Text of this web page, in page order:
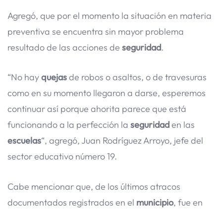
Agregó, que por el momento la situación en materia
preventiva se encuentra sin mayor problema
resultado de las acciones de seguridad.
“No hayquejasde robos o asaltos, o de travesuras
como en su momento llegaron a darse, esperemos
continuar así porque ahorita parece que está
funcionando a la perfección la seguridaden las
escuelas“, agregó, Juan Rodríguez Arroyo, jefe del
sector educativo número 19.
Cabe mencionar que, de los últimos atracos
documentados registrados en el municipio, fue en